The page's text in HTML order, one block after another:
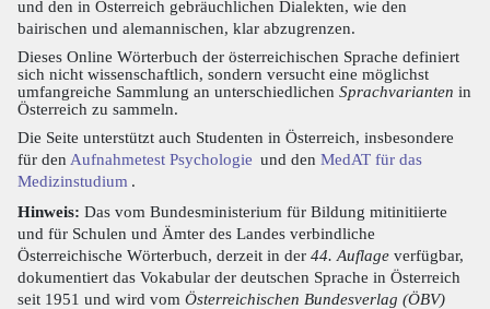
und den in Österreich gebräuchlichen Dialekten, wie den
bairischen und alemannischen, klar abzugrenzen.
Dieses Online Wörterbuch der österreichischen Sprache definiert
sich nicht wissenschaftlich, sondern versucht eine möglichst
umfangreiche Sammlung an unterschiedlichen Sprachvarianten in
Österreich zu sammeln.
Die Seite unterstützt auch Studenten in Österreich, insbesondere
für den Aufnahmetest Psychologie und den MedAT für das
Medizinstudium .
Hinweis: Das vom Bundesministerium für Bildung mitinitiierte
und für Schulen und Ämter des Landes verbindliche
Österreichische Wörterbuch, derzeit in der 44. Auflage verfügbar,
dokumentiert das Vokabular der deutschen Sprache in Österreich
seit 1951 und wird vom Österreichischen Bundesverlag (ÖBV)